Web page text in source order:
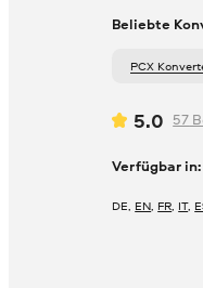
Beliebte
PCX
5.0 57
Verfügbar in:
DE, EN, FR, IT,